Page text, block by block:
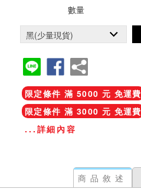
數量
限定條件 滿 5000 元 免運費
限定條件 滿 3000 元 免運費
...詳細內容
商品敘述